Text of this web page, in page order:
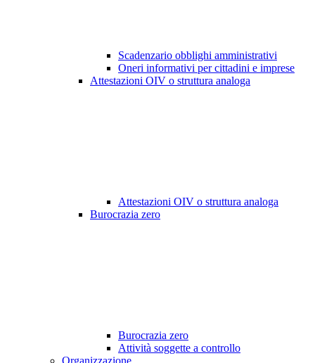
Scadenzario obblighi amministrativi
Oneri informativi per cittadini e imprese
Attestazioni OIV o struttura analoga
Attestazioni OIV o struttura analoga
Burocrazia zero
Burocrazia zero
Attività soggette a controllo